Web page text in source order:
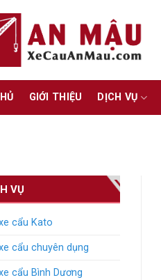
GIỚI THIỆU DỊCH VỤ
VỤ
cẩu Kato
cẩu chuyên dụng
cẩu Bình Dương